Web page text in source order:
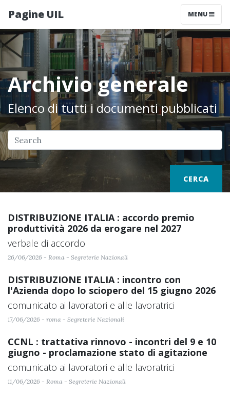
Pagine UIL MENU
Archivio generale
Elenco di tutti i documenti pubblicati
CERCA
DISTRIBUZIONE ITALIA : accordo premio
produttività 2026 da erogare nel 2027
verbale di accordo
26/06/2026 - Roma - Segreterie Nazionali
DISTRIBUZIONE ITALIA : incontro con
l'Azienda dopo lo sciopero del 15 giugno 2026
comunicato ai lavoratori e alle lavoratrici
17/06/2026 - roma - Segreterie Nazionali
CCNL : trattativa rinnovo - incontri del 9 e 10
giugno - proclamazione stato di agitazione
comunicato ai lavoratori e alle lavoratrici
11/06/2026 - Roma - Segreterie Nazionali